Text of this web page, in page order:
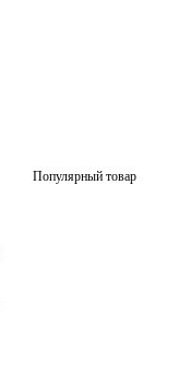
Популярный товар